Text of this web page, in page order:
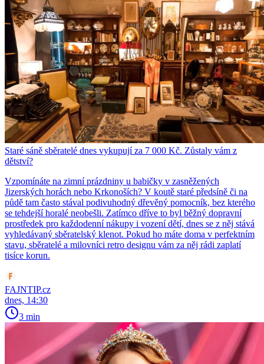
Staré sáně sběratelé dnes vykupují za 7 000 Kč. Zůstaly vám z
dětství?
Vzpomínáte na zimní prázdniny u babičky v zasněžených
Jizerských horách nebo Krkonoších? V koutě staré předsíně či na
půdě tam často stával podivuhodný dřevěný pomocník, bez kterého
se tehdejší horalé neobešli. Zatímco dříve to byl běžný dopravní
prostředek pro každodenní nákupy i vození dětí, dnes se z něj stává
vyhledávaný sběratelský klenot. Pokud ho máte doma v perfektním
stavu, sběratelé a milovníci retro designu vám za něj rádi zaplatí
tisíce korun.
FAJNTIP.cz
dnes, 14:30
3 min